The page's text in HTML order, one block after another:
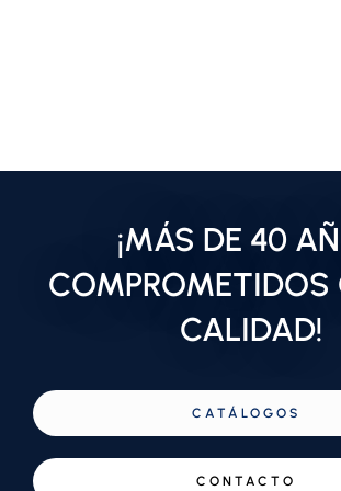
¡MÁS DE 40
COMPROMETIDOS
CALIDAD!
CATÁLOGOS
CONTACTO